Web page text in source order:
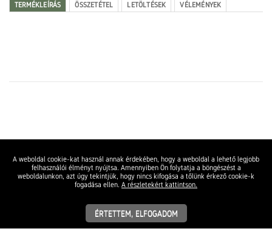
TERMÉKLEÍRÁS ÖSSZETÉTEL LETÖLTÉSEK VÉLEMÉNYEK
A weboldal cookie-kat használ annak érdekében, hogy a weboldal a lehető legjobb
felhasználói élményt nyújtsa. Amennyiben Ön folytatja a böngészést a
weboldalunkon, azt úgy tekintjük, hogy nincs kifogása a tőlünk érkező cookie-k
fogadása ellen. A részletekért kattintson.
ÉRTETTEM, ELFOGADOM